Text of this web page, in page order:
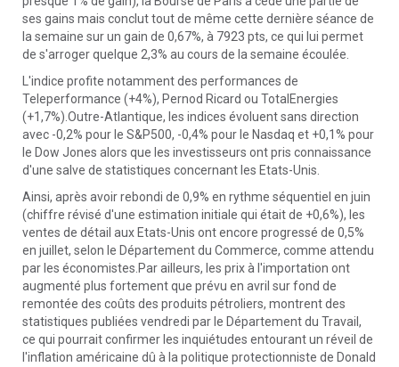
ses gains mais conclut tout de même cette dernière séance de
la semaine sur un gain de 0,67%, à 7923 pts, ce qui lui permet
de s'arroger quelque 2,3% au cours de la semaine écoulée.
L'indice profite notamment des performances de
Teleperformance (+4%), Pernod Ricard ou TotalEnergies
(+1,7%).Outre-Atlantique, les indices évoluent sans direction
avec -0,2% pour le S&P500, -0,4% pour le Nasdaq et +0,1% pour
le Dow Jones alors que les investisseurs ont pris connaissance
d'une salve de statistiques concernant les Etats-Unis.
Ainsi, après avoir rebondi de 0,9% en rythme séquentiel en juin
(chiffre révisé d'une estimation initiale qui était de +0,6%), les
ventes de détail aux Etats-Unis ont encore progressé de 0,5%
en juillet, selon le Département du Commerce, comme attendu
par les économistes.Par ailleurs, les prix à l'importation ont
augmenté plus fortement que prévu en avril sur fond de
remontée des coûts des produits pétroliers, montrent des
statistiques publiées vendredi par le Département du Travail,
ce qui pourrait confirmer les inquiétudes entourant un réveil de
l'inflation américaine dû à la politique protectionniste de Donald